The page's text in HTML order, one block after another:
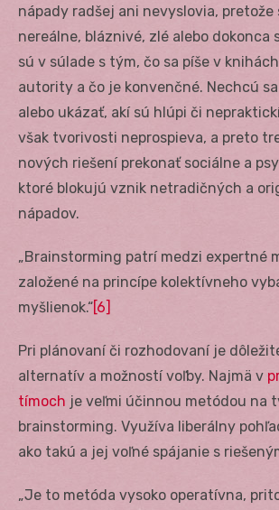
nápady radšej ani nevyslovia, pretože
nereálne, bláznivé, zlé alebo dokonca
sú v súlade s tým, čo sa píše v
autority a čo je konvenčné. Nechcú
alebo ukázať, akí sú hlúpi či
však tvorivosti neprospieva, a preto
nových riešení prekonať sociálne a
ktoré blokujú vznik netradičných a
nápadov.
„Brainstorming patrí medzi expertné
založené na princípe kolektívneho
myšlienok.“[6]
Pri plánovaní či rozhodovaní je
alternatív a možností voľby. Najmä v
tímoch je veľmi účinnou metódou na
brainstorming. Využíva liberálny
ako takú a jej voľné spájanie s
„Je to metóda vysoko operatívna,